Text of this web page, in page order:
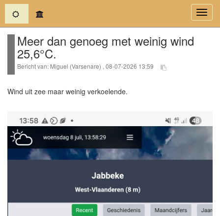
(current)
Meer dan genoeg met weinig wind
25,6°C.
Bericht van: Miguel (Varsenare) , 08-07-2026 13:59
Wind uit zee maar weinig verkoelende.